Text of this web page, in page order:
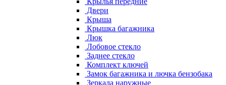
Двери
Крыша
Крышка багажника
Люк
Лобовое стекло
Заднее стекло
Комплект ключей
Замок багажника и лючка бензобака
Зеркала наружные